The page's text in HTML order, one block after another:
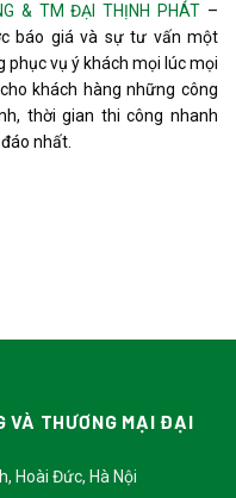
& TM ĐẠI THỊNH PHÁT –
báo giá và sự tư vấn một
phục vụ ý khách mọi lúc mọi
khách hàng những công
thời gian thi công nhanh
nhất.
VÀ THƯƠNG MẠI ĐẠI
Hoài Đức, Hà Nội